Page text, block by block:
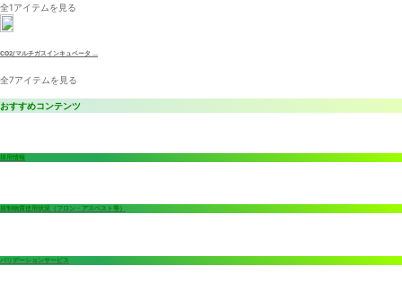
全1アイテムを見る
CO2/マルチガスインキュベータ ...
全7アイテムを見る
おすすめコンテンツ
採用情報
規制物質使用状況（フロン・アスベスト等）
バリデーションサービス